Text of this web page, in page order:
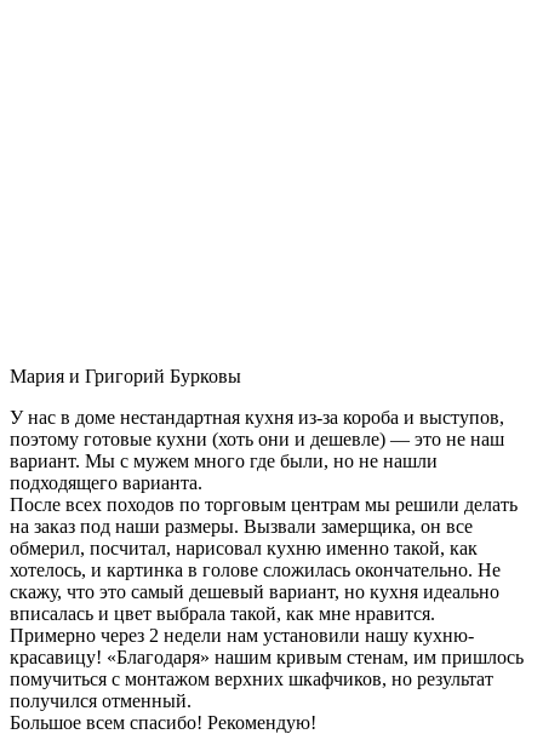
Мария и Григорий Бурковы
У нас в доме нестандартная кухня из-за короба и выступов,
поэтому готовые кухни (хоть они и дешевле) — это не наш
вариант. Мы с мужем много где были, но не нашли
подходящего варианта.
После всех походов по торговым центрам мы решили делать
на заказ под наши размеры. Вызвали замерщика, он все
обмерил, посчитал, нарисовал кухню именно такой, как
хотелось, и картинка в голове сложилась окончательно. Не
скажу, что это самый дешевый вариант, но кухня идеально
вписалась и цвет выбрала такой, как мне нравится.
Примерно через 2 недели нам установили нашу кухню-
красавицу! «Благодаря» нашим кривым стенам, им пришлось
помучиться с монтажом верхних шкафчиков, но результат
получился отменный.
Большое всем спасибо! Рекомендую!